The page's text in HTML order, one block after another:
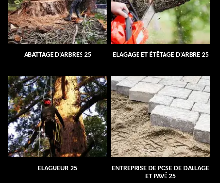
ABATTAGE D'ARBRES 25 ELAGAGE ET ÉTÊTAGE D'ARBRE 25
ELAGUEUR 25
ENTREPRISE DE POSE DE DALLAGE
ET PAVÉ 25